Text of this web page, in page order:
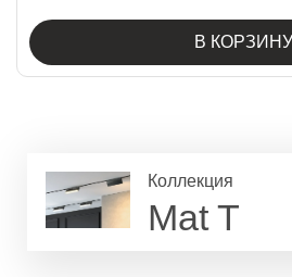
В КОРЗИНУ
Коллекция
Mat T